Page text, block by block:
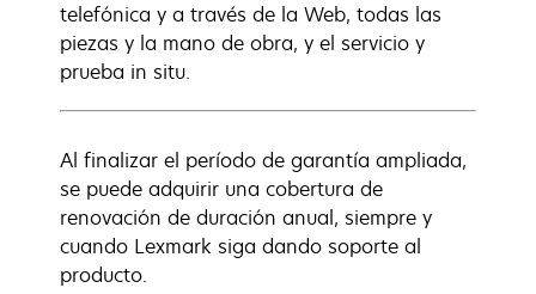
telefónica y a través de la Web, todas las
piezas y la mano de obra, y el servicio y
prueba in situ.
Al finalizar el período de garantía ampliada,
se puede adquirir una cobertura de
renovación de duración anual, siempre y
cuando Lexmark siga dando soporte al
producto.